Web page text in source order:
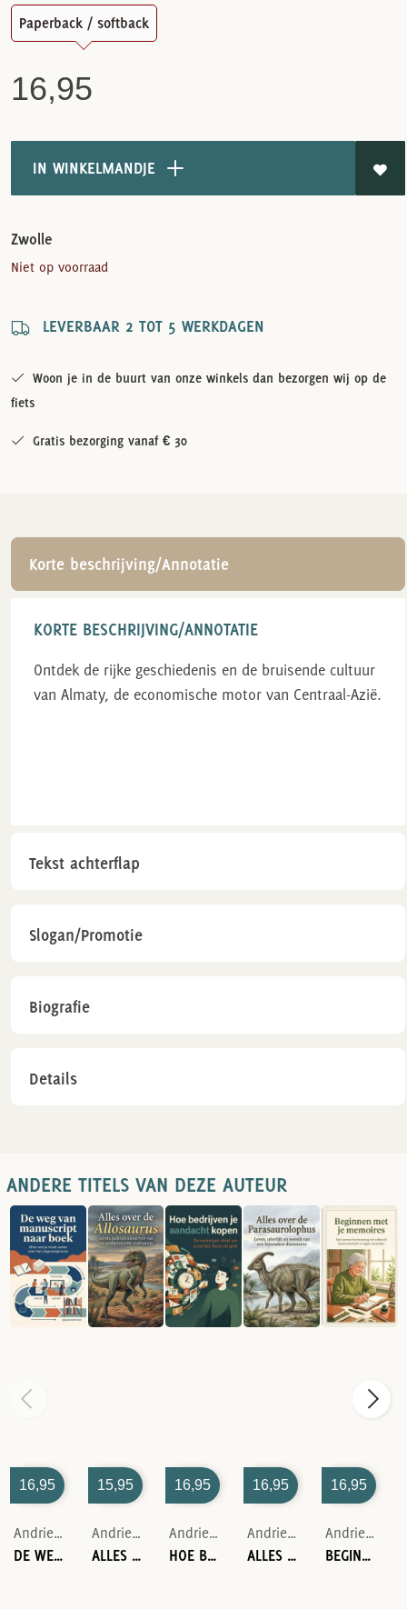
Paperback / softback
16,95
IN WINKELMANDJE
Zwolle
Niet op voorraad
LEVERBAAR 2 TOT 5 WERKDAGEN
Woon je in de buurt van onze winkels dan bezorgen wij op de
fiets
Gratis bezorging vanaf € 30
Korte beschrijving/Annotatie
KORTE BESCHRIJVING/ANNOTATIE
Ontdek de rijke geschiedenis en de bruisende cultuur
van Almaty, de economische motor van Centraal-Azië.
Tekst achterflap
Slogan/Promotie
Biografie
Details
ANDERE TITELS VAN DEZE AUTEUR
16,95
Andries B.V.
DE WEG VAN MANUSCRIPT NAAR BOEK
15,95
Andries B.V.
ALLES OVER DE ALLOSAURUS
16,95
Andries B.V.
HOE BEDRIJVEN JE AANDACHT KOPEN
16,95
Andries B.V.
ALLES OVER DE PARASAUROLOPHUS
16,95
Andries B.V.
BEGINNEN MET JE MEMOIRES